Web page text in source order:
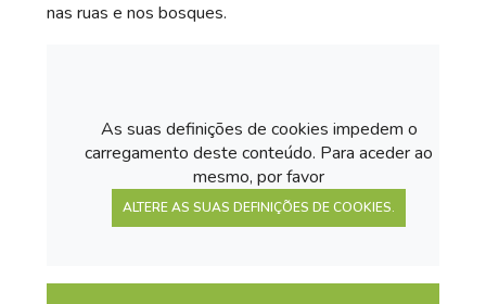
nas ruas e nos bosques.
As suas definições de cookies impedem o
carregamento deste conteúdo. Para aceder ao
mesmo, por favor
ALTERE AS SUAS DEFINIÇÕES DE COOKIES.